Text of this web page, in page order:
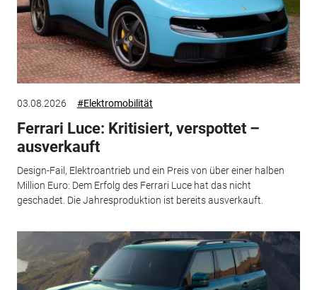
03.08.2026 #Elektromobilität
Ferrari Luce: Kritisiert, verspottet –
ausverkauft
Design-Fail, Elektroantrieb und ein Preis von über einer halben
Million Euro: Dem Erfolg des Ferrari Luce hat das nicht
geschadet. Die Jahresproduktion ist bereits ausverkauft.